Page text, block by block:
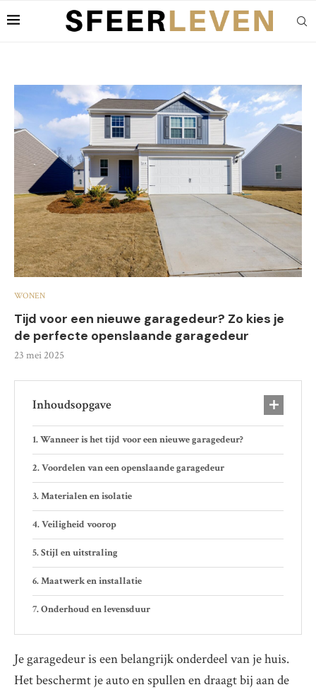
WONEN
Tijd voor een nieuwe garagedeur? Zo kies je
de perfecte openslaande garagedeur
23 mei 2025
Inhoudsopgave
Wanneer is het tijd voor een nieuwe garagedeur?
Voordelen van een openslaande garagedeur
Materialen en isolatie
Veiligheid voorop
Stijl en uitstraling
Maatwerk en installatie
Onderhoud en levensduur
Je garagedeur is een belangrijk onderdeel van je huis.
Het beschermt je auto en spullen en draagt bij aan de